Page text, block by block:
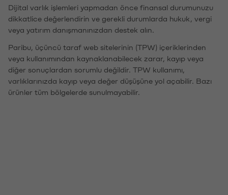
Dijital varlık işlemleri yapmadan önce finansal durumunuzu
dikkatlice değerlendirin ve gerekli durumlarda hukuk, vergi
veya yatırım danışmanınızdan destek alın.
Paribu, üçüncü taraf web sitelerinin (TPW) içeriklerinden
veya kullanımından kaynaklanabilecek zarar, kayıp veya
diğer sonuçlardan sorumlu değildir. TPW kullanımı,
varlıklarınızda kayıp veya değer düşüşüne yol açabilir. Bazı
ürünler tüm bölgelerde sunulmayabilir.